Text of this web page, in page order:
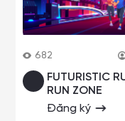
682
FUTURISTIC
RUN ZONE
Đăng ký